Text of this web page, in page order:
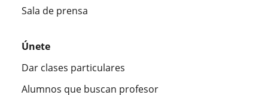
Sala de prensa
Únete
Dar clases particulares
Alumnos que buscan profesor